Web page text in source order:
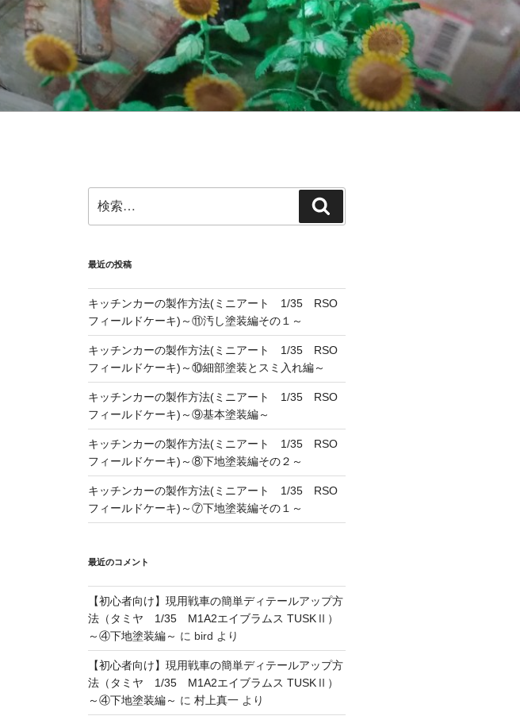
索:
索
最近の投稿
キッチンカーの製作方法(ミニアート 1/35 RSO
フィールドケーキ)～⑪汚し塗装編その１～
キッチンカーの製作方法(ミニアート 1/35 RSO
フィールドケーキ)～⑩細部塗装とスミ入れ編～
キッチンカーの製作方法(ミニアート 1/35 RSO
フィールドケーキ)～⑨基本塗装編～
キッチンカーの製作方法(ミニアート 1/35 RSO
フィールドケーキ)～⑧下地塗装編その２～
キッチンカーの製作方法(ミニアート 1/35 RSO
フィールドケーキ)～⑦下地塗装編その１～
最近のコメント
【初心者向け】現用戦車の簡単ディテールアップ方
法（タミヤ 1/35 M1A2エイブラムス TUSKⅡ）
～④下地塗装編～ に bird より
【初心者向け】現用戦車の簡単ディテールアップ方
法（タミヤ 1/35 M1A2エイブラムス TUSKⅡ）
～④下地塗装編～ に 村上真一より